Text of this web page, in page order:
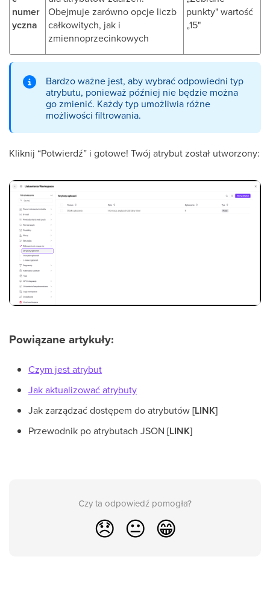
numer
yczna
Obejmuje zarówno opcje liczb
całkowitych, jak i
zmiennoprzecinkowych
punkty" wartość
„15"
Bardzo ważne jest, aby wybrać odpowiedni typ
atrybutu, ponieważ później nie będzie można
go zmienić. Każdy typ umożliwia różne
możliwości filtrowania.
Kliknij “Potwierdź” i gotowe! Twój atrybut został utworzony:
Powiązane artykuły:
Czym jest atrybut
Jak aktualizować atrybuty
Jak zarządzać dostępem do atrybutów[LINK]
Przewodnik po atrybutach JSON [LINK]
Czy ta odpowiedź pomogła?
😞 😐 😁